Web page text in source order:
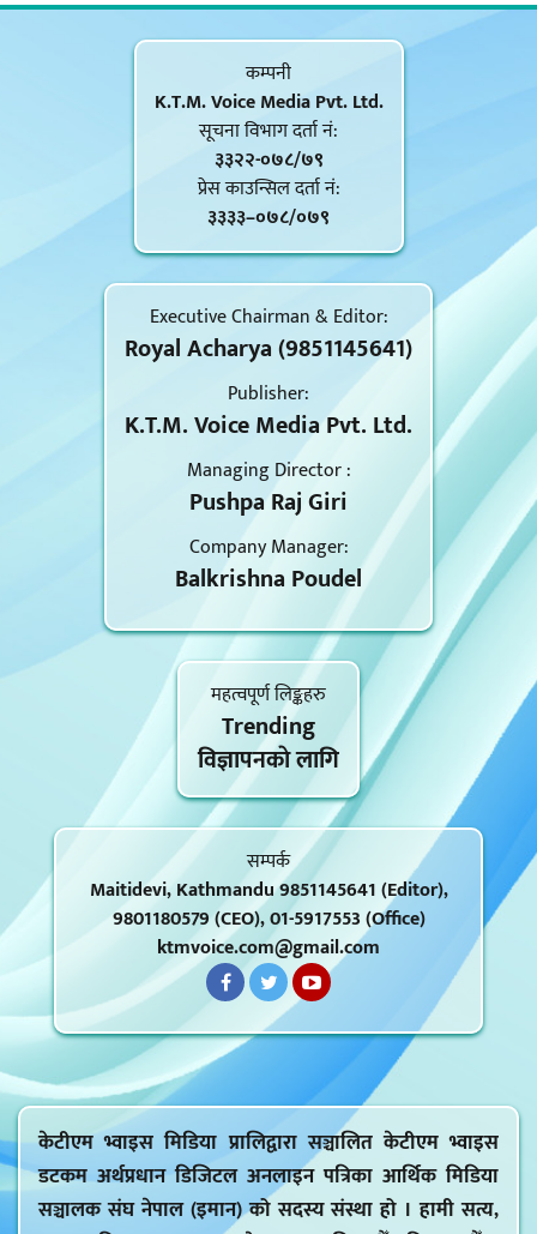
कम्पनी
K.T.M. Voice Media Pvt. Ltd.
सूचना विभाग दर्ता नं‍:
३३२२-०७८/७९
प्रेस काउन्सिल दर्ता नं‍:
३३३३–०७८/०७९
Executive Chairman & Editor:
Royal Acharya (9851145641)
Publisher:
K.T.M. Voice Media Pvt. Ltd.
Managing Director :
Pushpa Raj Giri
Company Manager:
Balkrishna Poudel
महत्वपूर्ण लिङ्कहरु
Trending
विज्ञापनकाे लागि
सम्पर्क
Maitidevi, Kathmandu 9851145641 (Editor),
9801180579 (CEO), 01-5917553 (Office)
ktmvoice.com@gmail.com
केटीएम भ्वाइस मिडिया प्रालिद्वारा सञ्चालित केटीएम भ्वाइस
डटकम अर्थप्रधान डिजिटल अनलाइन पत्रिका आर्थिक मिडिया
सञ्चालक संघ नेपाल (इमान) को सदस्य संस्था हो । हामी सत्य,